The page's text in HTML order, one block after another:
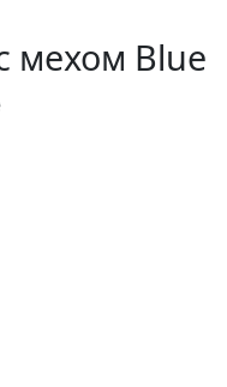
мехом Blue